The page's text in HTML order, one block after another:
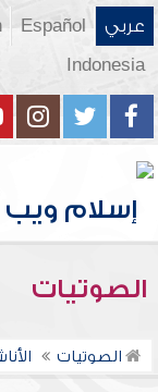
عربي Español
Indonesia
الصوتيات
الصوتيات